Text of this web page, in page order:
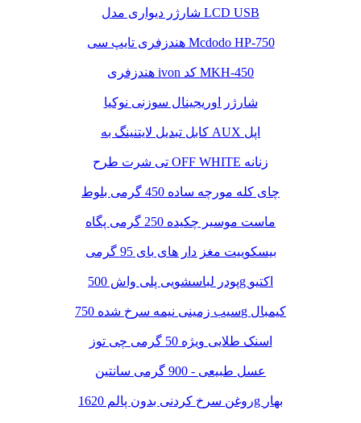
شارژر دیواری مدل LCD USB
هندزفری تایپ سی Mcdodo HP-750
هندزفری ivon کد MKH-450
شارژر اوریجینال سوزنی نوکیا
کابل تبدیل لایتنینگ به AUX اپل
تی شرت طرح OFF WHITE زنانه
چای کله مورچه ساده 450 گرمی بلوط
ماست موسیر چکیده 250 گرمی پگاه
بیسکوییت مغز دار های بای 95 گرمی
پودر لباسشویی پلی واش 500g اکتیو
سیب زمینی نیمه سرخ شده 750g کیمبال
اسنک طلایی ویژه 50 گرمی چی توز
عسل طبیعی - 900 گرمی سانتین
روغن سرخ کردنی بدون پالم 1620g بهار